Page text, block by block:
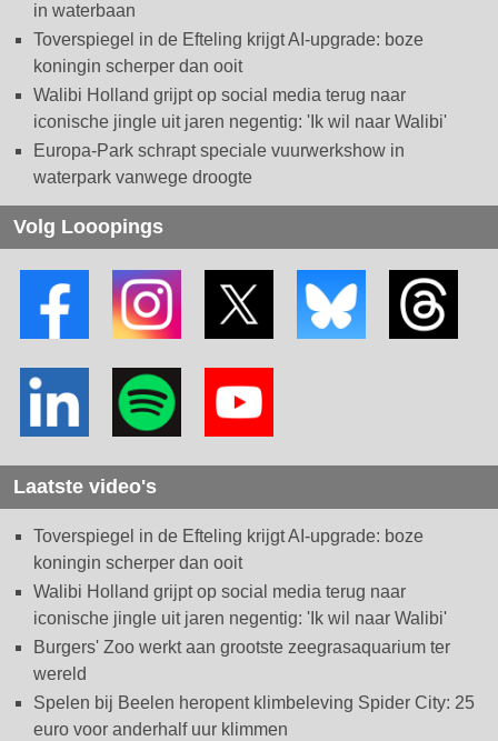
in waterbaan
Toverspiegel in de Efteling krijgt AI-upgrade: boze
koningin scherper dan ooit
Walibi Holland grijpt op social media terug naar
iconische jingle uit jaren negentig: 'Ik wil naar Walibi'
Europa-Park schrapt speciale vuurwerkshow in
waterpark vanwege droogte
Volg Looopings
Laatste video's
Toverspiegel in de Efteling krijgt AI-upgrade: boze
koningin scherper dan ooit
Walibi Holland grijpt op social media terug naar
iconische jingle uit jaren negentig: 'Ik wil naar Walibi'
Burgers' Zoo werkt aan grootste zeegrasaquarium ter
wereld
Spelen bij Beelen heropent klimbeleving Spider City: 25
euro voor anderhalf uur klimmen